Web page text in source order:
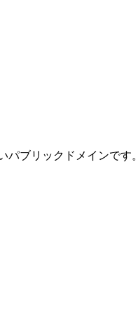
パブリックドメインです。